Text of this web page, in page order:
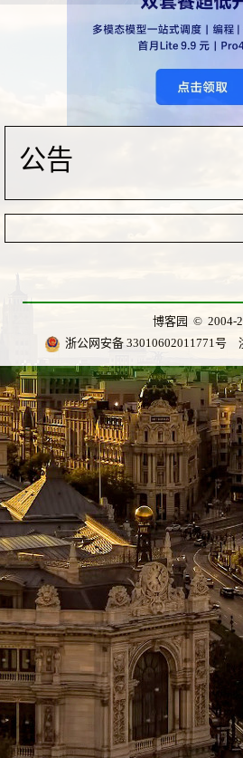
公告
博客园 © 2004-
浙公网安备 33010602011771号